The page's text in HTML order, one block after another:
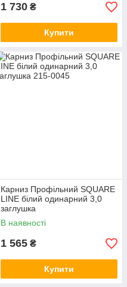
1 730 ₴
Купити
Карниз Профільний SQUARE
LINE білий одинарний 3,0
заглушка
В наявності
1 565 ₴
Купити